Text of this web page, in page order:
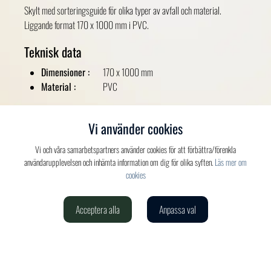
Skylt med sorteringsguide för olika typer av avfall och material.
Liggande format 170 x 1000 mm i PVC.
Teknisk data
Dimensioner :
170 x 1000 mm
Material :
PVC
020-150 520
Vi använder cookies
Vi och våra samarbetspartners använder cookies för att förbättra/förenkla
användarupplevelsen och inhämta information om dig för olika syften.Läs mer om
cookies
Acceptera alla Anpassa val